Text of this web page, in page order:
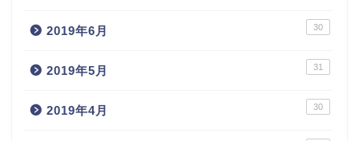
2019年6月 30
2019年5月 31
2019年4月 30